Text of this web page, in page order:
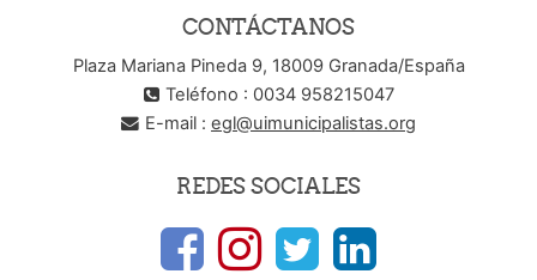
CONTÁCTANOS
Plaza Mariana Pineda 9, 18009 Granada/España
Teléfono : 0034 958215047
E-mail : egl@uimunicipalistas.org
REDES SOCIALES